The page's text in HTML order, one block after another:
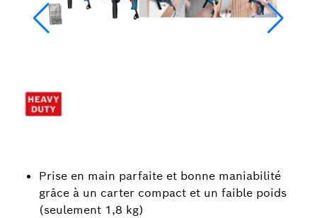
Prise en main parfaite et bonne maniabilité
grâce à un carter compact et un faible poids
(seulement 1,8 kg)